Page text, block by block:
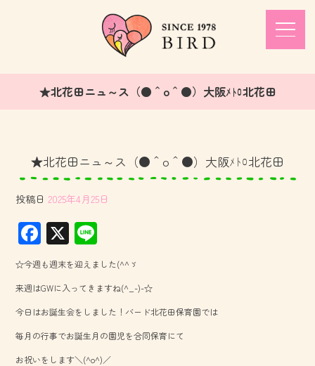
★北花田ニュ～ス（●＾o＾●）大阪ﾒﾄﾛ北花田
★北花田ニュ～ス（●＾o＾●）大阪ﾒﾄﾛ北花田
投稿日 2025年4月25日
F
ac
e
b
o
ok
X
ne
☆今週も週末を迎えました(^^ゞ
来週はGWに入ってきますね(^_-)-☆
今日はお誕生会をしました！バード北花田保育園では
毎月の行事でお誕生月の園児を合同保育にて
お祝いをします＼(^o^)／